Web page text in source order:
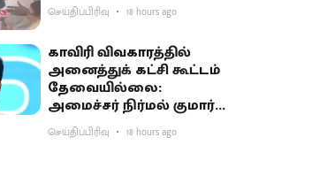
செய்திப்பிரிவு 18 hours ago
காவிரி விவகாரத்தில்
அனைத்துக் கட்சி கூட்டம்
தேவையில்லை:
அமைச்சர் நிர்மல் குமார்
விளக்கம்
செய்திப்பிரிவு 18 hours ago